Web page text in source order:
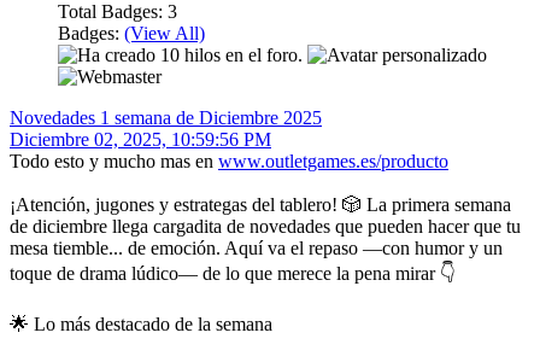
Total Badges: 3
Badges: (View All)
Novedades 1 semana de Diciembre 2025
Diciembre 02, 2025, 10:59:56 PM
Todo esto y mucho mas en www.outletgames.es/producto
¡Atención, jugones y estrategas del tablero! 🎲 La primera semana
de diciembre llega cargadita de novedades que pueden hacer que tu
mesa tiemble... de emoción. Aquí va el repaso —con humor y un
toque de drama lúdico— de lo que merece la pena mirar 👇
🌟 Lo más destacado de la semana